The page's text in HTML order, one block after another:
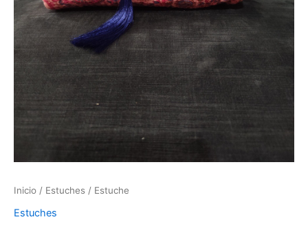
Inicio / Estuches / Estuche
Estuches